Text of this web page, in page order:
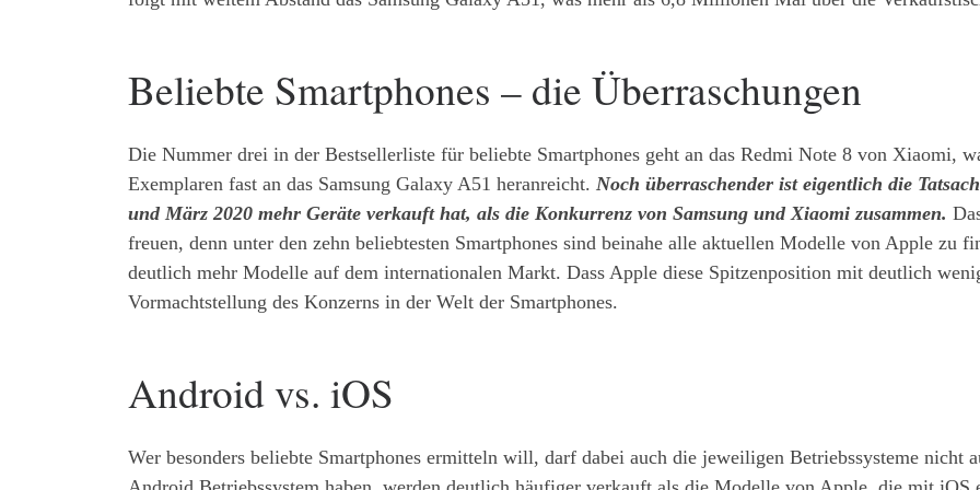
Beliebte Smartphones – die Überraschungen
Die Nummer drei in der Bestsellerliste für beliebte Smartphones geht an das Redmi Note 8 von Xiaomi,
Exemplaren fast an das Samsung Galaxy A51 heranreicht. Noch überraschender ist eigentlich die
und März 2020 mehr Geräte verkauft hat, als die Konkurrenz von Samsung und Xiaomi zusammen.
freuen, denn unter den zehn beliebtesten Smartphones sind beinahe alle aktuellen Modelle von Apple zu
deutlich mehr Modelle auf dem internationalen Markt. Dass Apple diese Spitzenposition mit deutlich
Vormachtstellung des Konzerns in der Welt der Smartphones.
Android vs. iOS
Wer besonders beliebte Smartphones ermitteln will, darf dabei auch die jeweiligen Betriebssysteme nicht